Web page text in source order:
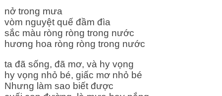
nở trong mưa
vòm nguyệt quế đầm đìa
sắc màu ròng ròng trong nước
hương hoa ròng ròng trong nước
ta đã sống, đã mơ, và hy vọng
hy vọng nhỏ bé, giấc mơ nhỏ bé
Nhưng làm sao biết được